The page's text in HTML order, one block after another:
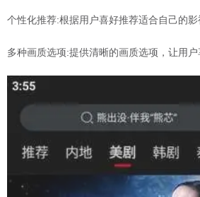
个性化推荐:根据用户喜好推荐适合自己的影
多种画质选项:提供清晰的画质选项，让用户